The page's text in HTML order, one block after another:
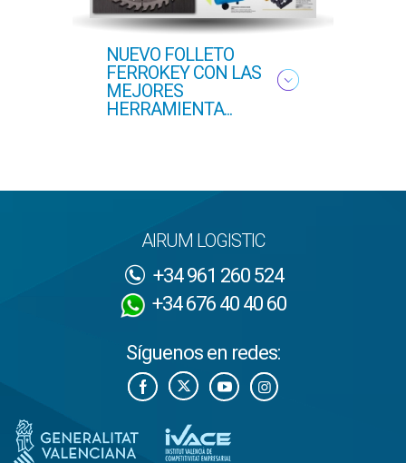
NUEVO FOLLETO
FERROKEY CON LAS
MEJORES
HERRAMIENTA...
AIRUM LOGISTIC
+34 961 260 524
+34 676 40 40 60
Síguenos en redes: